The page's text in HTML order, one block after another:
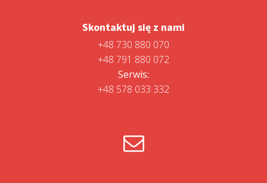
Skontaktuj się z nami
+48 730 880 070
+48 791 880 072
Serwis:
+48 578 033 332